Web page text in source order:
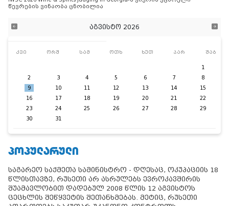
წევრების ვინაობა ცნობილია
აგვისტო 2026
კვი ორშ სამ ოთხ ხუთ პარ შაბ
1
2
3 4 5 6 7
8
9
10 11 12 13 14
15
16
17 18 19 20 21
22
23
24 25 26 27 28
29
30
31
ᲞᲝᲞᲣᲚᲐᲠᲣᲚᲘ
საგარეო საქმეთა სამინისტრო - დღესაც, ოკუპაციის 18
წლისთავზე, რუსეთი არ ასრულებს ევროკავშირის
შუამავლობით დადებულ 2008 წლის 12 აგვისტოს
ცეცხლის შეწყვეტის შეთანხმებას. მეტიც, რუსეთი